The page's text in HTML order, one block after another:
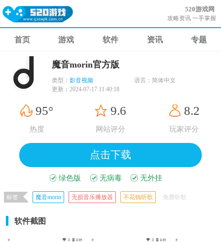
520游戏网
攻略资讯 一手掌握
首页 游戏 软件 资讯 专题
魔音morin官方版
类型： 影音视频 语言： 简体中文
更新： 2024-07-17 11:40:18
95°
热度
9.6
网站评分
8.2
玩家评分
点击下载
绿色版 无病毒 无外挂
标签 魔音morin 无损音乐播放器 不花钱听歌 免费听歌
软件截图